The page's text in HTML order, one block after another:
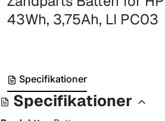
43Wh, 3,75Ah, LI PC03
Specifikationer
Specifikationer